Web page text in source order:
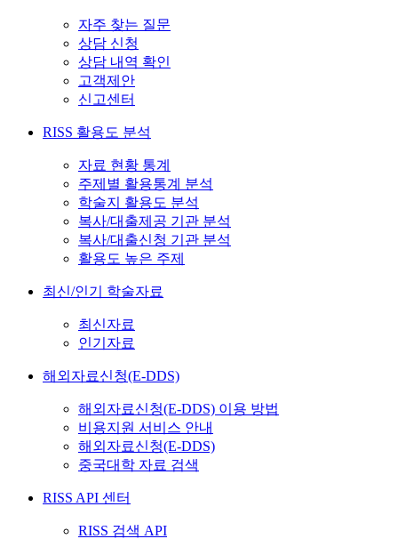
자주 찾는 질문
상담 신청
상담 내역 확인
고객제안
신고센터
RISS 활용도 분석
자료 현황 통계
주제별 활용통계 분석
학술지 활용도 분석
복사/대출제공 기관 분석
복사/대출신청 기관 분석
활용도 높은 주제
최신/인기 학술자료
최신자료
인기자료
해외자료신청(E-DDS)
해외자료신청(E-DDS) 이용 방법
비용지원 서비스 안내
해외자료신청(E-DDS)
중국대학 자료 검색
RISS API 센터
RISS 검색 API